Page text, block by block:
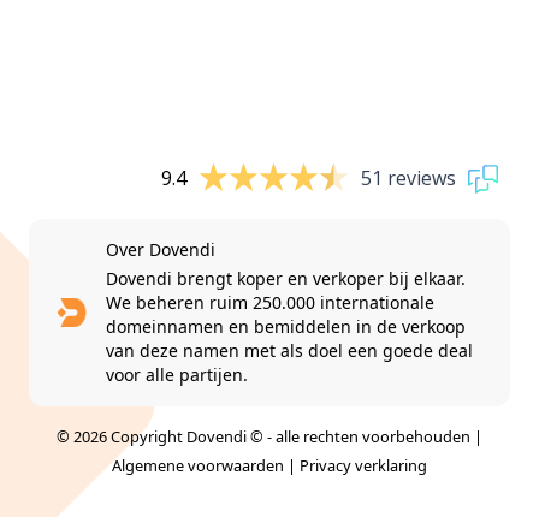
9.4 51 reviews
Over Dovendi
Dovendi brengt koper en verkoper bij elkaar.
We beheren ruim 250.000 internationale
domeinnamen en bemiddelen in de verkoop
van deze namen met als doel een goede deal
voor alle partijen.
© 2026 Copyright Dovendi © - alle rechten voorbehouden |
Algemene voorwaarden | Privacy verklaring